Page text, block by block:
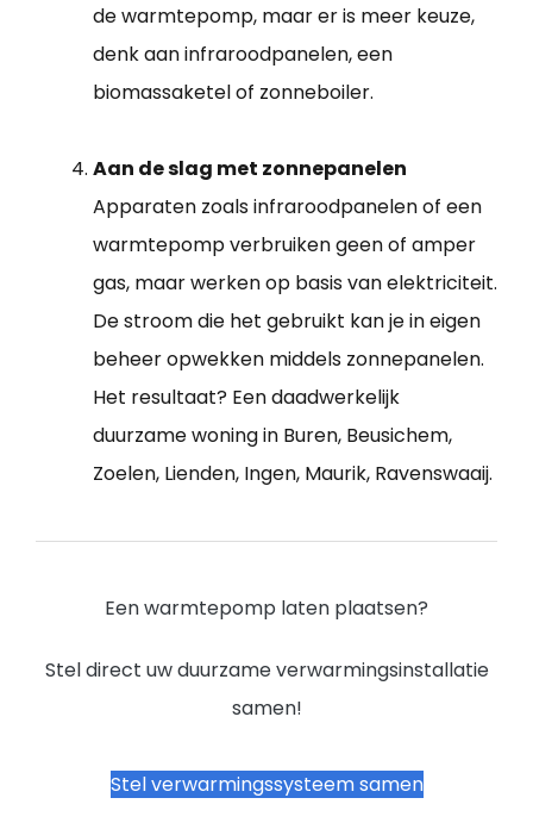
de warmtepomp, maar er is meer keuze,
denk aan infraroodpanelen, een
biomassaketel of zonneboiler.
Aan de slag met zonnepanelen
Apparaten zoals infraroodpanelen of een
warmtepomp verbruiken geen of amper
gas, maar werken op basis van elektriciteit.
De stroom die het gebruikt kan je in eigen
beheer opwekken middels zonnepanelen.
Het resultaat? Een daadwerkelijk
duurzame woning in Buren, Beusichem,
Zoelen, Lienden, Ingen, Maurik, Ravenswaaij.
Een warmtepomp laten plaatsen?
Stel direct uw duurzame verwarmingsinstallatie
samen!
Stel verwarmingssysteem samen